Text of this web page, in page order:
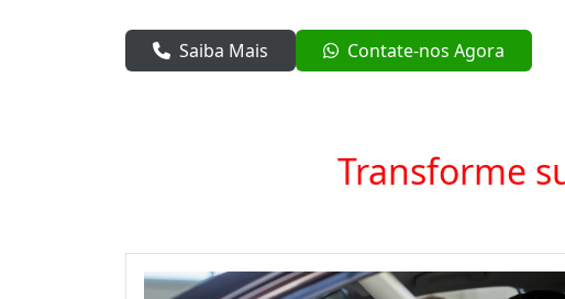
Saiba Mais Contate-nos Agora
Transforme